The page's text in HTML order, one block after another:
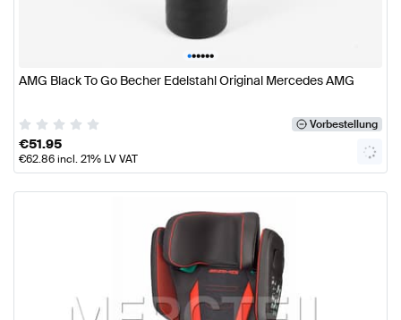
••••••
AMG Black To Go Becher Edelstahl Original Mercedes AMG
Vorbestellung
€51.95
€62.86incl. 21% LV VAT